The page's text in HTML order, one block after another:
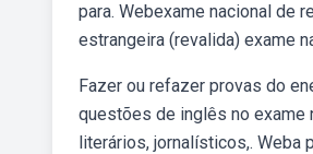
para. Webexame nacional de
estrangeira (revalida) exame
Fazer ou refazer provas do
questões de inglês no exame
literários, jornalísticos,. Weba